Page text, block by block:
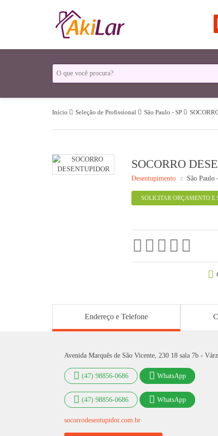
Início Seleção de Profissional São Paulo - SP
SOCORRO
Desentupimento São Paulo
SOLICITAR ORÇAMENTO E
Endereço e Telefone
Avenida Marquês de São Vicente, 230 18 sala 7b -
(47) 98856-0686 WhatsApp
(47) 98856-0686 WhatsApp
socorrodesentupidor.com.br